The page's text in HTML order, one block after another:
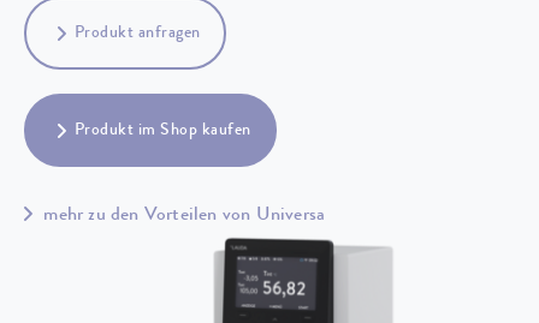
Produkt anfragen
Produkt im Shop kaufen
mehr zu den Vorteilen von Universa